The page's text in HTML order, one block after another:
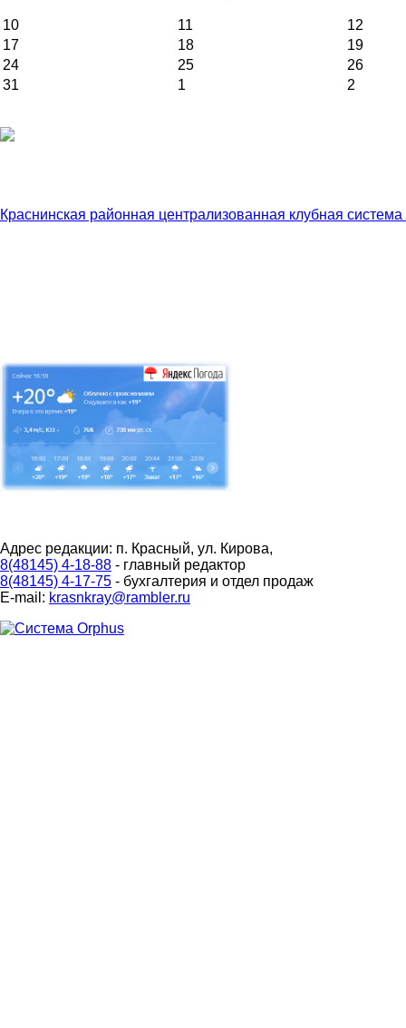
10 11
12
17
18
19
24
25
26
31
1 2
Краснинская районная централизованная клубная
Адрес редакции: п. Красный, ул. Кирова,
8(48145) 4-18-88 - главный редактор
8(48145) 4-17-75 - бухгалтерия и отдел продаж
E-mail: krasnkray@rambler.ru